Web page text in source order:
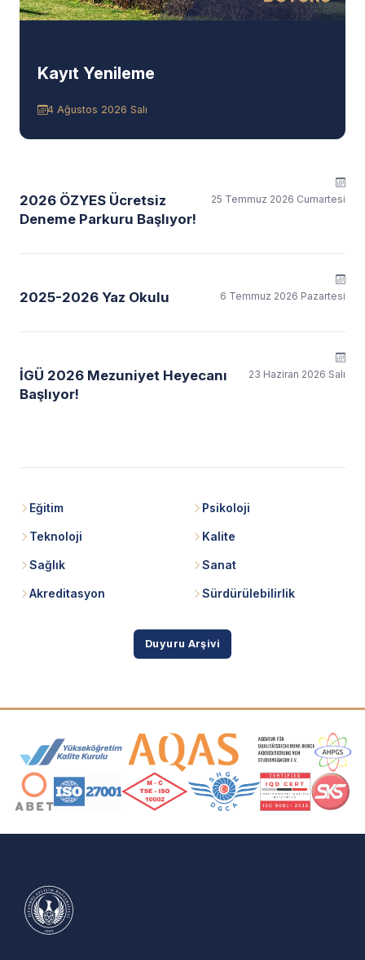
Kayıt Yenileme
4 Ağustos 2026 Salı
2026 ÖZYES Ücretsiz
Deneme Parkuru Başlıyor!
25 Temmuz 2026 Cumartesi
2025-2026 Yaz Okulu 6 Temmuz 2026 Pazartesi
İGÜ 2026 Mezuniyet Heyecanı
Başlıyor!
23 Haziran 2026 Salı
Eğitim Psikoloji
Teknoloji Kalite
Sağlık Sanat
Akreditasyon Sürdürülebilirlik
Duyuru Arşivi
Akreditasyon ve Üyelik Logoları